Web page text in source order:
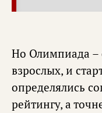
Но Олимпиада –
взрослых, и
определялись
рейтингу, а